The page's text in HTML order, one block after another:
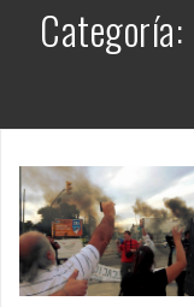
Categoría: